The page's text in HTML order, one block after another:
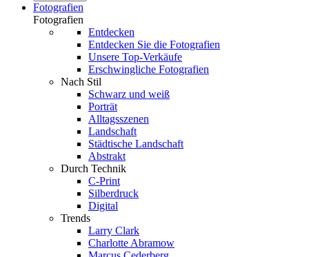
Fotografien
Fotografien
Entdecken
Entdecken Sie die Fotografien
Unsere Top-Verkäufe
Erschwingliche Fotografien
Nach Stil
Schwarz und weiß
Porträt
Alltagsszenen
Landschaft
Städtische Landschaft
Abstrakt
Durch Technik
C-Print
Silberdruck
Digital
Trends
Larry Clark
Charlotte Abramow